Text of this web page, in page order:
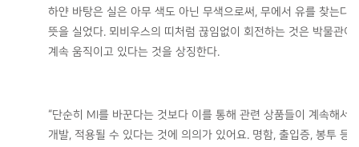
하얀 바탕은 실은 아무 색도 아닌 무색으로써, 무에서 유를 찾는다
뜻을 실었다. 뫼비우스의 띠처럼 끊임없이 회전하는 것은 박물관이
계속 움직이고 있다는 것을 상징한다.
“단순히 MI를 바꾼다는 것보다 이를 통해 관련 상품들이 계속해서
개발, 적용될 수 있다는 것에 의의가 있어요. 명함, 출입증, 봉투 등